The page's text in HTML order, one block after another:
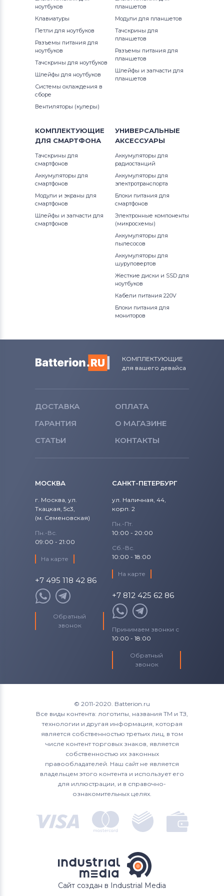
Аккумуляторы для шуруповертов
AEG
Аккумуляторы для шуруповертов
Metabo
Аккумуляторы для шуруповертов
Hammer
Festool
Аккумуляторы для шуруповертов
Paslode
Аккумуляторы для шуруповертов
Hilti
Аккумуляторы для шуруповертов
Ridgid
Аккумуляторы для шуруповертов
Аккумуляторы для шуруповертов
Worx
Skil
Аккумуляторы для шуруповертов
Makita
Аккумуляторы для шуруповертов
Senco
Аккумуляторы для шуруповертов
Аккумуляторы для шуруповертов
Универсальный
ASL188K
BD18PSK
BDCD
BDCDMT12
BDG1200K
BDG14SF-2
BDGL12K
BDGL1440
BDGL14K-2
BDGL1800
CD12CA
CD12CAH
CD12CB
CD1402K2
CD140GK
CD14CAB
CD14CB
CD14CBK
CD14CBKT
CD14CE
CD14SFK
ноутбуков
Клавиатуры
Петли для ноутбуков
Разъемы питания для
ноутбуков
Тачскрины для ноутбуков
Шлейфы для ноутбуков
Системы охлаждения в
сборе
Вентиляторы (кулеры)
планшетов
Модули для планшетов
Тачскрины для
планшетов
Разъемы питания для
планшетов
Шлейфы и запчасти для
планшетов
КОМПЛЕКТУЮЩИЕ
ДЛЯ СМАРТФОНА
Тачскрины для
смартфонов
Аккумуляторы для
смартфонов
Модули и экраны для
смартфонов
Шлейфы и запчасти для
смартфонов
УНИВЕРСАЛЬНЫЕ
АКСЕССУАРЫ
Аккумуляторы для
радиостанций
Аккумуляторы для
электротранспорта
Блоки питания для
смартфонов
Электронные компоненты
(микросхемы)
Аккумуляторы для
пылесосов
Аккумуляторы для
шуруповертов
Жесткие диски и SSD для
ноутбуков
Кабели питания 220V
Блоки питания для
мониторов
КОМПЛЕКТУЮЩИЕ
для вашего девайса
ДОСТАВКА
ОПЛАТА
ГАРАНТИЯ
О МАГАЗИНЕ
СТАТЬИ
КОНТАКТЫ
МОСКВА
г. Москва, ул.
Ткацкая, 5с3,
(м. Семеновская)
Пн.-Вс.
09:00 - 21:00
На карте
+7 495 118 42 86
Обратный
звонок
САНКТ-ПЕТЕРБУРГ
ул. Наличная, 44,
корп. 2
Пн.-Пт.
10:00 - 20:00
Сб.-Вс.
10:00 - 18:00
На карте
+7 812 425 62 86
Принимаем звонки с
10:00 - 18:00
Обратный
звонок
© 2011-2020. Batterion.ru
Все виды контента: логотипы, названия ТМ и ТЗ,
технологии и другая информация, которая
является собственностью третьих лиц, в том
числе контент торговых знаков, является
собственностью их законных
правообладателей. Наш сайт не является
владельцем этого контента и использует его
для иллюстрации, и в справочно-
ознакомительных целях.
Сайт создан в Industrial Media